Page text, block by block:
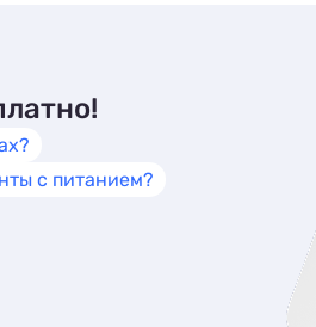
с питанием?